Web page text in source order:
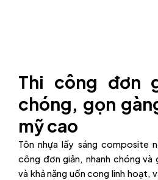
Thi công đơn
chóng, gọn
mỹ cao
Tôn nhựa lấy sáng composite
công đơn giản, nhanh chóng
và khả năng uốn cong linh hoạt,